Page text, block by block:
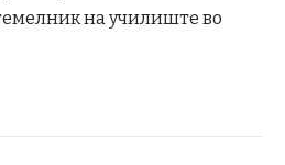
на училиште во